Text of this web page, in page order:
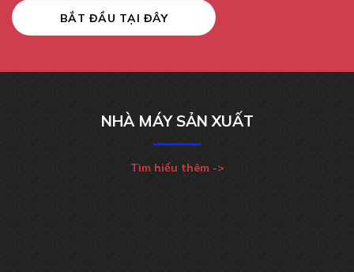
BẮT ĐẦU TẠI ĐÂY
NHÀ MÁY SẢN XUẤT
Tìm hiểu thêm ->